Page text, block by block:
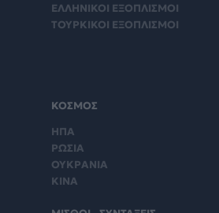
ΕΛΛΗΝΙΚΟΙ ΕΞΟΠΛΙΣΜΟΙ
ΤΟΥΡΚΙΚΟΙ ΕΞΟΠΛΙΣΜΟΙ
ΚΟΣΜΟΣ
ΗΠΑ
ΡΩΣΙΑ
ΟΥΚΡΑΝΙΑ
ΚΙΝΑ